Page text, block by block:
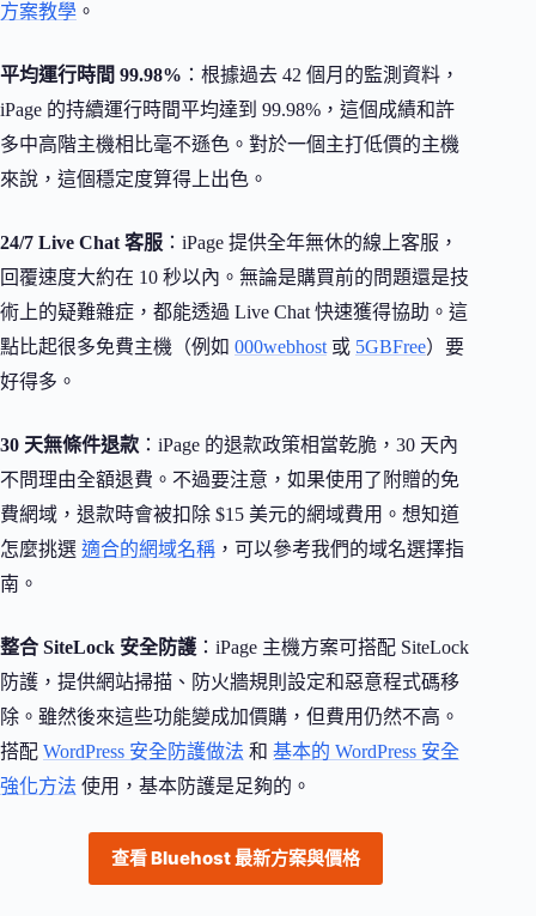
方案教學 。
平均運行時間 99.98% ：根據過去 42 個月的監測資料，
iPage 的持續運行時間平均達到 99.98%，這個成績和許
多中高階主機相比毫不遜色。對於一個主打低價的主機
來說，這個穩定度算得上出色。
24/7 Live Chat 客服 ：iPage 提供全年無休的線上客服，
回覆速度大約在 10 秒以內。無論是購買前的問題還是技
術上的疑難雜症，都能透過 Live Chat 快速獲得協助。這
點比起很多免費主機（例如 000webhost 或 5GBFree）要
好得多。
30 天無條件退款 ：iPage 的退款政策相當乾脆，30 天內
不問理由全額退費。不過要注意，如果使用了附贈的免
費網域，退款時會被扣除 $15 美元的網域費用。想知道
怎麼挑選 適合的網域名稱 ，可以參考我們的域名選擇指
南。
整合 SiteLock 安全防護 ：iPage 主機方案可搭配 SiteLock
防護，提供網站掃描、防火牆規則設定和惡意程式碼移
除。雖然後來這些功能變成加價購，但費用仍然不高。
搭配 WordPress 安全防護做法 和 基本的 WordPress 安全
強化方法 使用，基本防護是足夠的。
查看 Bluehost 最新方案與價格